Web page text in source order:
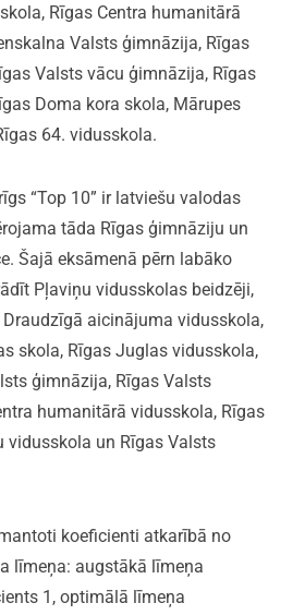
Rīgas Centra humanitārā
Valsts ģimnāzija, Rīgas
Valsts vācu ģimnāzija, Rīgas
Doma kora skola, Mārupes
64. vidusskola.
“Top 10” ir latviešu valodas
tāda Rīgas ģimnāziju un
Šajā eksāmenā pērn labāko
Pļaviņu vidusskolas beidzēji,
aicinājuma vidusskola,
skola, Rīgas Juglas vidusskola,
ģimnāzija, Rīgas Valsts
humanitārā vidusskola, Rīgas
vidusskola un Rīgas Valsts
koeficienti atkarībā no
līmeņa: augstākā līmeņa
1, optimālā līmeņa